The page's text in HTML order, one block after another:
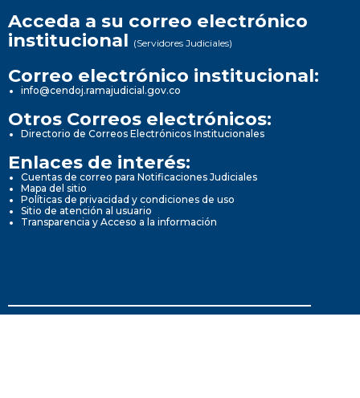
Acceda a su correo electrónico
institucional (Servidores Judiciales)
Correo electrónico institucional:
info@cendoj.ramajudicial.gov.co
Otros Correos electrónicos:
Directorio de Correos Electrónicos Institucionales
Enlaces de interés:
Cuentas de correo para Notificaciones Judiciales
Mapa del sitio
Políticas de privacidad y condiciones de uso
Sitio de atención al usuario
Transparencia y Acceso a la información